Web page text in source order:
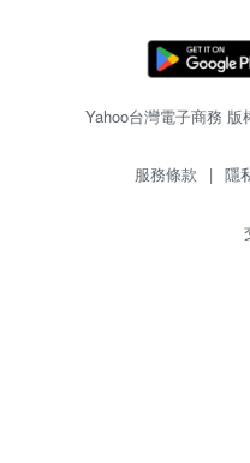
Yahoo台灣電子商務
服務條款 | 隱